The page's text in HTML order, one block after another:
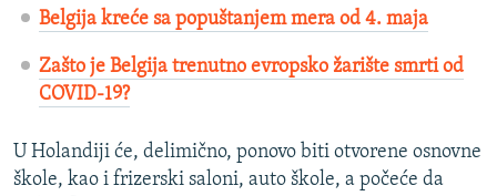
Belgija kreće sa popuštanjem mera od 4. maja
Zašto je Belgija trenutno evropsko žarište smrti od
COVID-19?​
U Holandiji će, delimično, ponovo biti otvorene osnovne
škole, kao i frizerski saloni, auto škole, a počeće da